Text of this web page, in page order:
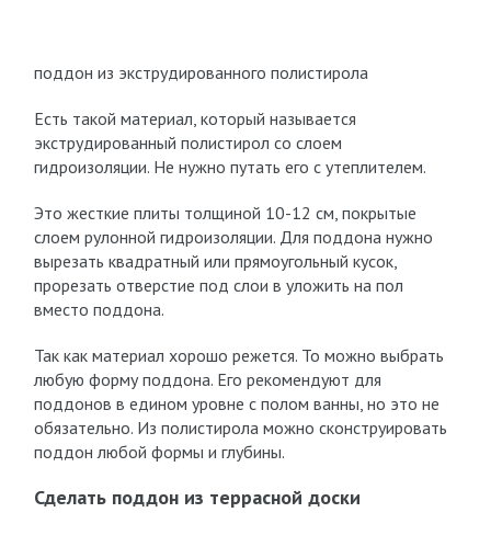
поддон из экструдированного полистирола
Есть такой материал, который называется
экструдированный полистирол со слоем
гидроизоляции. Не нужно путать его с утеплителем.
Это жесткие плиты толщиной 10-12 см, покрытые
слоем рулонной гидроизоляции. Для поддона нужно
вырезать квадратный или прямоугольный кусок,
прорезать отверстие под слои в уложить на пол
вместо поддона.
Так как материал хорошо режется. То можно выбрать
любую форму поддона. Его рекомендуют для
поддонов в едином уровне с полом ванны, но это не
обязательно. Из полистирола можно сконструировать
поддон любой формы и глубины.
Сделать поддон из террасной доски